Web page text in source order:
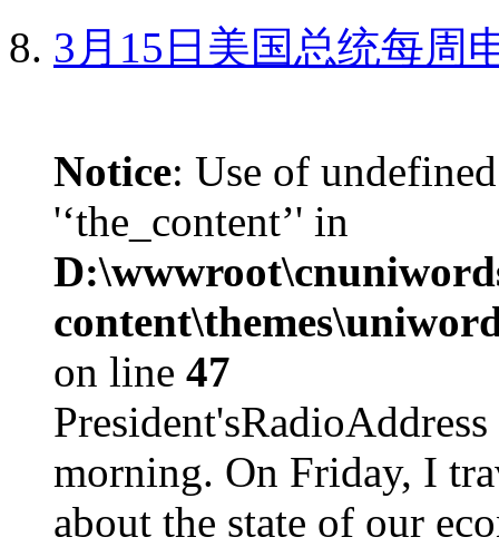
3月15日美国总统每周
Notice: Use of
'‘the_content’' in
on line 47
morning. On Friday, I
about the state of our